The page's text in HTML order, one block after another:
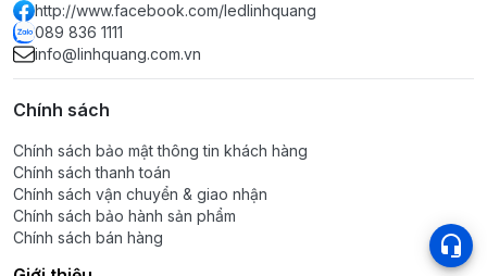
http://www.facebook.com/ledlinhquang
089 836 1111
info@linhquang.com.vn
Chính sách
Chính sách bảo mật thông tin khách hàng
Chính sách thanh toán
Chính sách vận chuyển & giao nhận
Chính sách bảo hành sản phẩm
Chính sách bán hàng